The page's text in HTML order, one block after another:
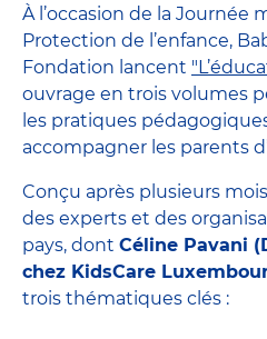
À l’occasion de la Journée
Protection de l’enfance,
Fondation lancent
ouvrage en trois volumes
les pratiques
accompagner les parents
Conçu après plusieurs
des experts et des
pays, dont Céline Pavani
chez KidsCare
trois thématiques clés :